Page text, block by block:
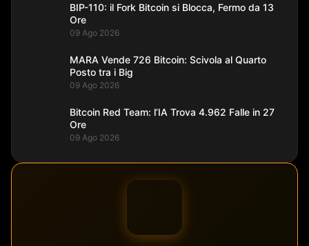
BIP-110: il Fork Bitcoin si Blocca, Fermo da 13
Ore
09 Ago 2026
MARA Vende 726 Bitcoin: Scivola al Quarto
Posto tra i Big
09 Ago 2026
Bitcoin Red Team: l’IA Trova 4.962 Falle in 27
Ore
09 Ago 2026